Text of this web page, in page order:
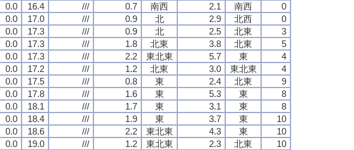
0.0 16.4 /// 0.7 南西 2.1 南西
0
0.0 17.0 /// 0.9 北 2.9 北西
0
0.0 17.3 /// 0.9 北 2.5 北東
3
0.0 17.3 /// 1.8 北東 3.8 北東
5
0.0 17.3 /// 2.2 東北東 5.7 東
4
0.0 17.2 /// 1.2 北東 3.0 東北東
4
0.0 17.5 /// 0.8 東 2.4 北東
9
0.0 17.8 /// 1.6 東 5.3 東
8
0.0 18.1 /// 1.7 東 3.1 東
8
0.0 18.4 /// 1.9 東 3.7 東
10
0.0 18.6 /// 2.2 東北東 4.3 東
10
0.0 19.0 /// 1.2 東北東 2.3 北東
10